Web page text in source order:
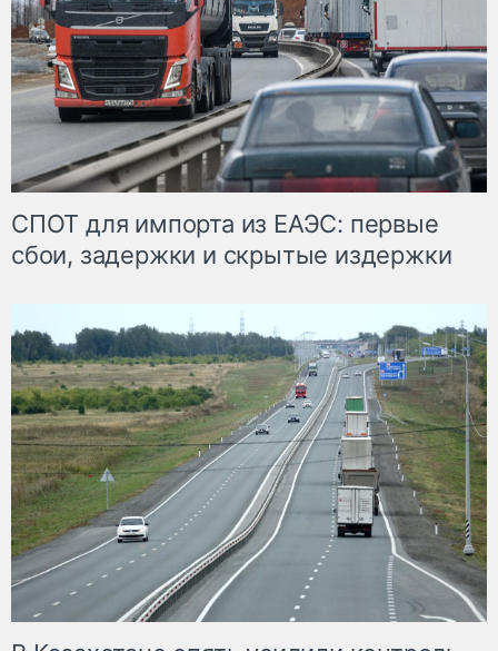
СПОТ для импорта из ЕАЭС: первые
сбои, задержки и скрытые издержки